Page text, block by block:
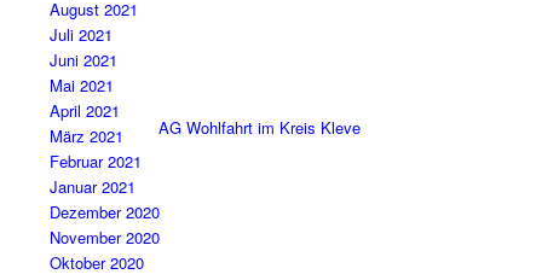
AG Wohlfahrt im Kreis Kleve
August 2021
Juli 2021
Juni 2021
Mai 2021
April 2021
März 2021
Februar 2021
Januar 2021
Dezember 2020
November 2020
Oktober 2020